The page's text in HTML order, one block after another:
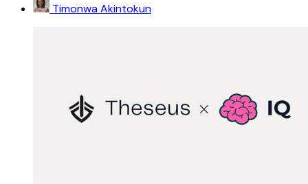
Timonwa Akintokun